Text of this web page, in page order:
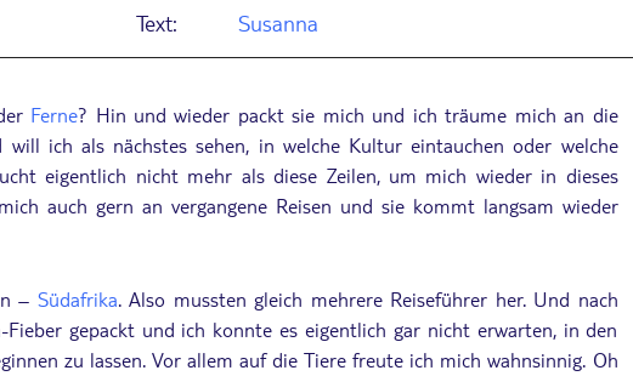
Text: Susanna
Ferne? Hin und wieder packt sie mich und ich träume mich an die
will ich als nächstes sehen, in welche Kultur eintauchen oder welche
eigentlich nicht mehr als diese Zeilen, um mich wieder in dieses
auch gern an vergangene Reisen und sie kommt langsam wieder
– Südafrika. Also mussten gleich mehrere Reiseführer her. Und nach
gepackt und ich konnte es eigentlich gar nicht erwarten, in den
zu lassen. Vor allem auf die Tiere freute ich mich wahnsinnig. Oh